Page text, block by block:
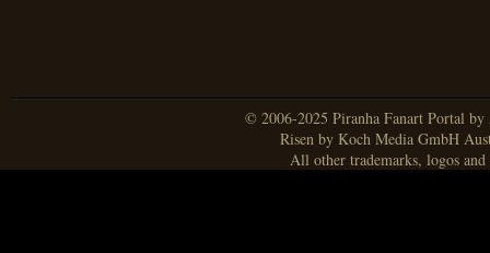
© 2006-2025 Piranha Fanart Portal
Risen by Koch Media GmbH
All other trademarks, logos